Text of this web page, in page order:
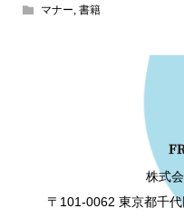
マナー 書籍
株式
〒101-0062 東京都千